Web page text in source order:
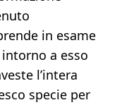
in esame
a esso
l’intera
specie per